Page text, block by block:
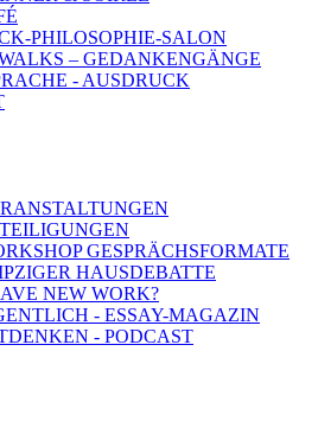
PHILOSOPHIE-SALON
– GEDANKENGÄNGE
- AUSDRUCK
GESPRÄCHSFORMATE
HAUSDEBATTE
NEW WORK?
- ESSAY-MAGAZIN
- PODCAST